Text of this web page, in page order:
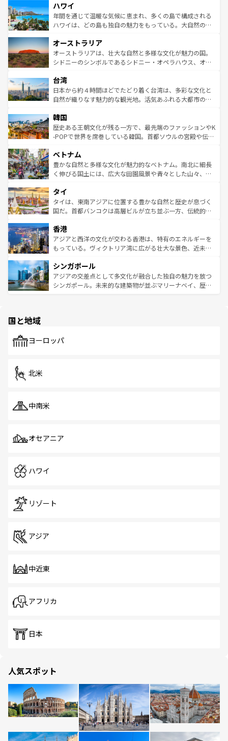
ば市内交通費無料で観光を楽しむこともできる。 なお、新
着のスイス情報はコンテンツ一覧 を参照してほしい。
のような巨大都市は、観光、ショッピング、エンターテイ
ンメントが詰まった刺激的なスポットだ。一方、アメリカ
西部には大自然が広がり、グランドキャニオンやイエロー
部のニューオーリンズでは、音楽と美食が融合した独特の
文化が魅力。旅行者はアメリカの各地域で異なる魅力を楽
しみながら、その多様性と豊かな歴史を感じることができ
ならではの贅沢な旅のスタイルだ。 なお、新着のアメリカ
情報はコンテンツ一覧を参照してほしい。
ハワイ
年間を通じて温暖な気候に恵まれ、多くの島で構成される
ハワイは、どの島も独自の魅力をもっている。大自然の神
ワイ島は見逃せない。また、定番の観光地といえばオアフ
島だが、静かな自然を求めるならマウイ島やカウアイ島が
おすすめ。エメラルドグリーンに輝く海をはじめ、豊かな
れるおもてなしの心で訪れる人々を迎えてくれるハワイの
人々、おいしいローカルフードやハワイアンミュージッ
ク、伝統的なフラダンスなど、すべてがハワイの魅力を彩
ワイを、存分に味わってほしい。 なお、新着のハワイ情報
はコンテンツ一覧を参照してほしい。
オーストラリア
オーストラリアは、壮大な自然と多様な文化が魅力の国。
シドニーのシンボルであるシドニー・オペラハウス、オー
リアリーフや大陸中央部にそびえるウルル（エアーズロッ
ク）、タスマニアの美しい原生林やケアンズの熱帯雨林な
ど、見どころがたくさん。また、カフェやワイン、オージ
いる。アクティビティも充実しており、サーフィンやダイ
ビング、ハイキングなど、アウトドア好きにはたまらな
い。オーストラリアの多彩な魅力を存分に味わいつくそ
参照してほしい。
台湾
日本から約４時間ほどでたどり着く台湾は、多彩な文化と
自然が織りなす魅力的な観光地。活気あふれる大都市の台
ン）、静ひつな山岳地帯である台湾東部など、都市の喧騒
と山間の静けさが共存しており、訪れる人に新しい発見と
驚きをもたらしてくれる。また、奥深い台湾の食文化も魅
容にもいいと評判のスイーツなど、バラエティ豊かな料理
が味わえる。 なお、新着の台湾情報は コンテンツ一覧を参
照してほしい。
韓国
歴史ある王朝文化が残る一方で、最先端のファッションやK
-POPで世界を席巻している韓国。首都ソウルの宮殿や伝統
き、地方に足を延ばせば四季折々の自然美を楽しむことが
できる。そして、キムチや焼肉、絶品のストリートフード
まで、さまざまな韓国料理が待っている。夜には、韓国な
リティに包まれながら、韓国の多彩な魅力を心ゆくまで味
わってみてほしい。 なお、新着の韓国情報はコンテンツ一
覧を参照してほしい。
ベトナム
豊かな自然と多様な文化が魅力的なベトナム。南北に細長
く伸びる国土には、広大な田園風景や青々とした山々、世
急速な発展と共に伝統が息づく。ハノイの古い町並みやホ
ーチミン市のフランス統治時代の建物も、独特の雰囲気を
醸し出している。また、バラエティの豊かさとおいしさで
とつ。フォーやバインミー、ベトナムコーヒーなどは、ぜ
ひ現地で味わいたい。どの地域を訪れてもあたたかい人々
が旅行者を迎えてくれるので、きっと忘れられない旅にな
参照してほしい。
タイ
タイは、東南アジアに位置する豊かな自然と歴史が息づく
国だ。首都バンコクは高層ビルが立ち並ぶ一方、伝統的な
の活気が交差している。北部ではチェンマイなどの山岳地
帯で自然と触れ合い、南部ではプーケットやクラビの美し
いビーチでリゾート気分を楽しむことができる。タイ料理
激する。気候は一年中温暖で、どの季節にも異なる楽しみ
が待っている。親しみやすいタイの人々、仏教を中心とし
た文化、そして多様な観光資源が、訪れる旅人を魅了し続
香港
アジアと西洋の文化が交わる香港は、特有のエネルギーを
もっている。ヴィクトリア湾に広がる壮大な景色、近未来
み、どこを訪れても感動するはず。観光スポットが密集し
ており、効率よく見どころを回れるのも魅力。息をのむよ
うな絶景から文化的な体験まで、香港を存分に楽しみ尽く
シンガポール
アジアの交差点として多文化が融合した独自の魅力を放つ
シンガポール。未来的な建築物が並ぶマリーナベイ、歴史
で、ホーカーズは地元の風情を楽しめる外せないスポット
国と地域
ヨーロッパ
北米
中南米
オセアニア
ハワイ
リゾート
アジア
中近東
アフリカ
日本
人気スポット